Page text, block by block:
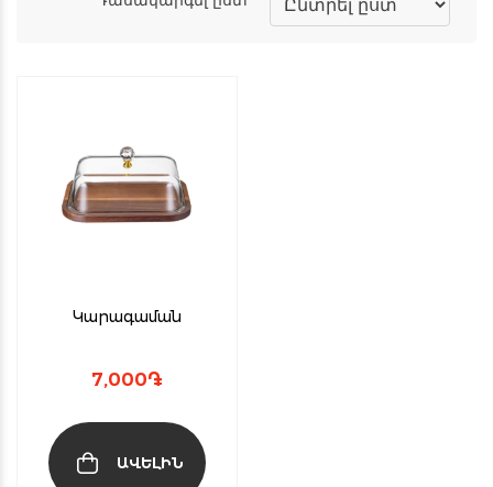
Կարագաման
7,000֏
ԱՎԵԼԻՆ